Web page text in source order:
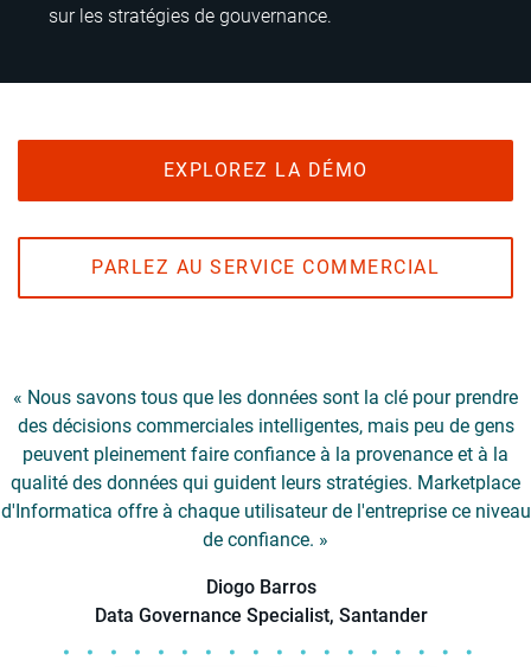
sur les stratégies de gouvernance.
EXPLOREZ LA DÉMO
PARLEZ AU SERVICE COMMERCIAL
« Nous savons tous que les données sont la clé pour prendre
des décisions commerciales intelligentes, mais peu de gens
peuvent pleinement faire confiance à la provenance et à la
qualité des données qui guident leurs stratégies. Marketplace
d'Informatica offre à chaque utilisateur de l'entreprise ce niveau
de confiance. »
Diogo Barros
Data Governance Specialist, Santander